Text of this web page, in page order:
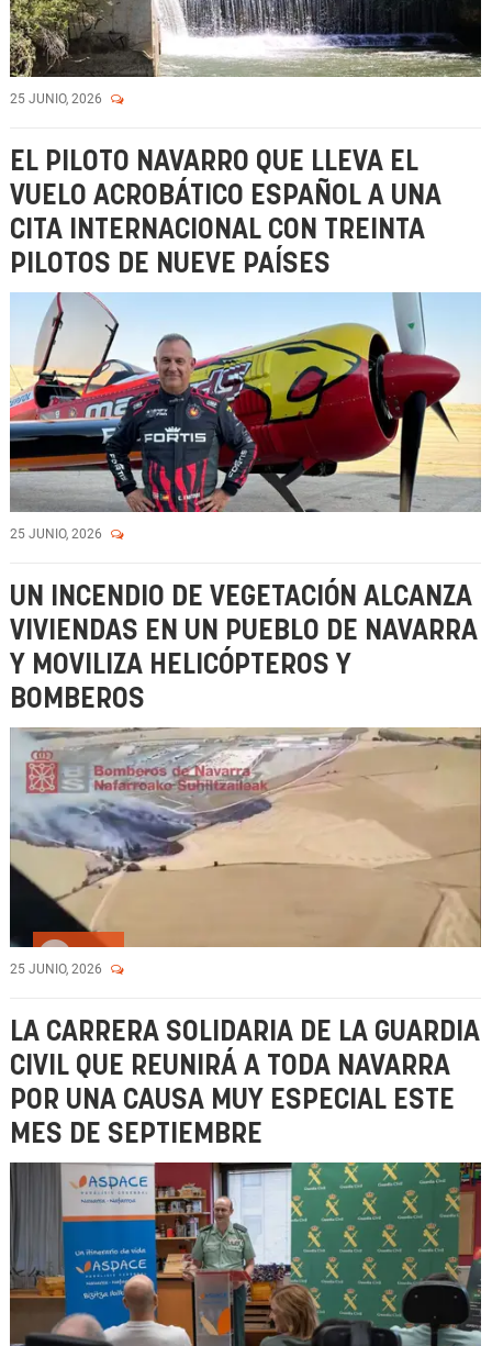
25 JUNIO, 2026
EL PILOTO NAVARRO QUE LLEVA EL
VUELO ACROBÁTICO ESPAÑOL A UNA
CITA INTERNACIONAL CON TREINTA
PILOTOS DE NUEVE PAÍSES
25 JUNIO, 2026
UN INCENDIO DE VEGETACIÓN ALCANZA
VIVIENDAS EN UN PUEBLO DE NAVARRA
Y MOVILIZA HELICÓPTEROS Y
BOMBEROS
25 JUNIO, 2026
LA CARRERA SOLIDARIA DE LA GUARDIA
CIVIL QUE REUNIRÁ A TODA NAVARRA
POR UNA CAUSA MUY ESPECIAL ESTE
MES DE SEPTIEMBRE